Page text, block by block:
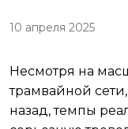
10 апреля 2025
Несмотря на
трамвайной
назад, темпы